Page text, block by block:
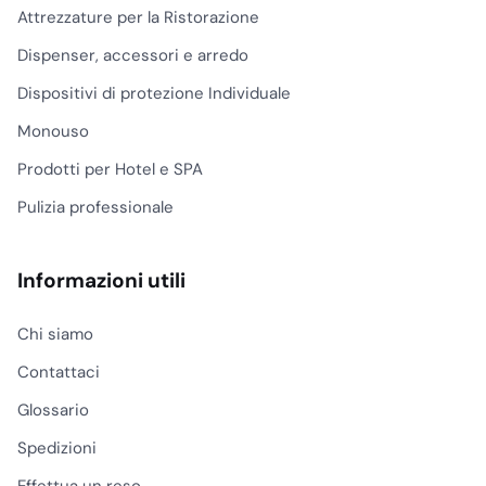
cliente, ma decisiva per
la percezione
struttura. Comprende
strumenti, consumabili e
delle zone piscina,
solarium, percorsi umidi
passaggio frequente.
per frequenza d’uso,
compatibilità con le
personale, distinguendo
la pulizia ordinaria dagli
interventi più tecnici.
Attrezzature per la Ristorazione
Dispenser, accessori e arredo
Dispositivi di protezione Individuale
Monouso
Prodotti per Hotel e SPA
Pulizia professionale
Informazioni utili
Chi siamo
Contattaci
Glossario
Spedizioni